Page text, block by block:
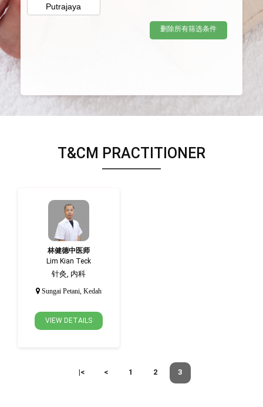
Putrajaya
删除所有筛选条件
T&CM PRACTITIONER
林健德中医师
Lim Kian Teck
针灸, 内科
Sungai Petani, Kedah
VIEW DETAILS
|< < 1 2 3